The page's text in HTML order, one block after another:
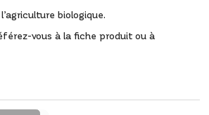
biologique.
vous à la fiche produit ou à